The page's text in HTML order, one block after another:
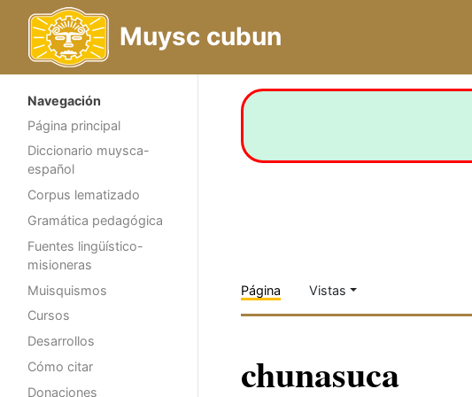
Muysc cubun
Navegación
Página principal
Diccionario muysca-
español
Corpus lematizado
Gramática pedagógica
Fuentes lingüístico-
misioneras
Muisquismos
Cursos
Desarrollos
Cómo citar
Donaciones
Página Vistas
chunasuca